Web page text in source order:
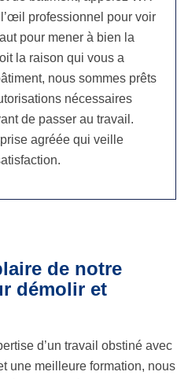
professionnel pour voir
pour mener à bien la
la raison qui vous a
nous sommes prêts
nécessaires
de passer au travail.
agréée qui veille
de notre
démolir et
d’un travail obstiné avec
une meilleure formation, nous